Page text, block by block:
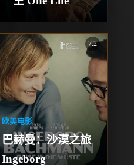
7.2
欧美电影
巴赫曼：沙漠之旅
Ingeborg